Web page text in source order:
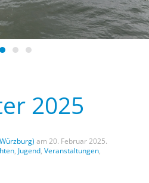
2025
am 20. Februar 2025.
, Jugend, Veranstaltungen,